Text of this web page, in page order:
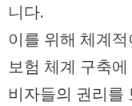
니다.
이를 위해 체계
보험 체계 구축
비자들의 권리를